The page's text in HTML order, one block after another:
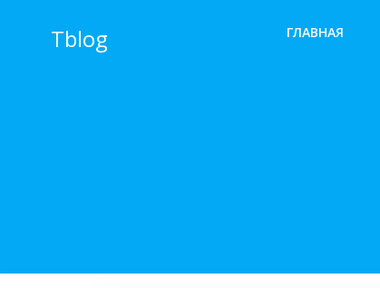
содержимому
Tblog ГЛАВНАЯ